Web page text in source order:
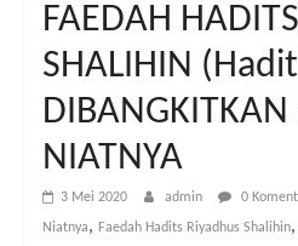
FAEDAH
SHALIHIN
DIBANGKITKAN
NIATNYA
3 Mei 2020 admin 0
Niatnya, Faedah Hadits Riyadhus Shalihin,